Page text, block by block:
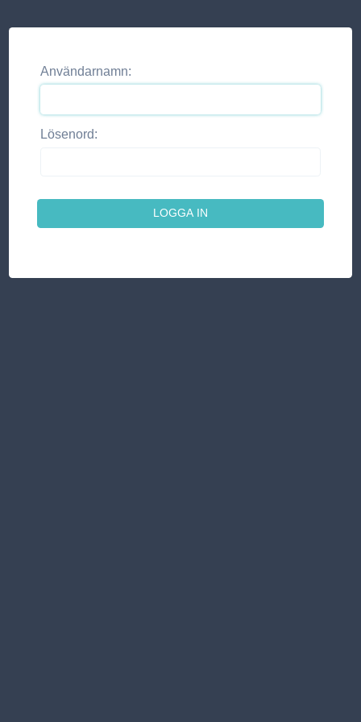
Användarnamn:
Lösenord: